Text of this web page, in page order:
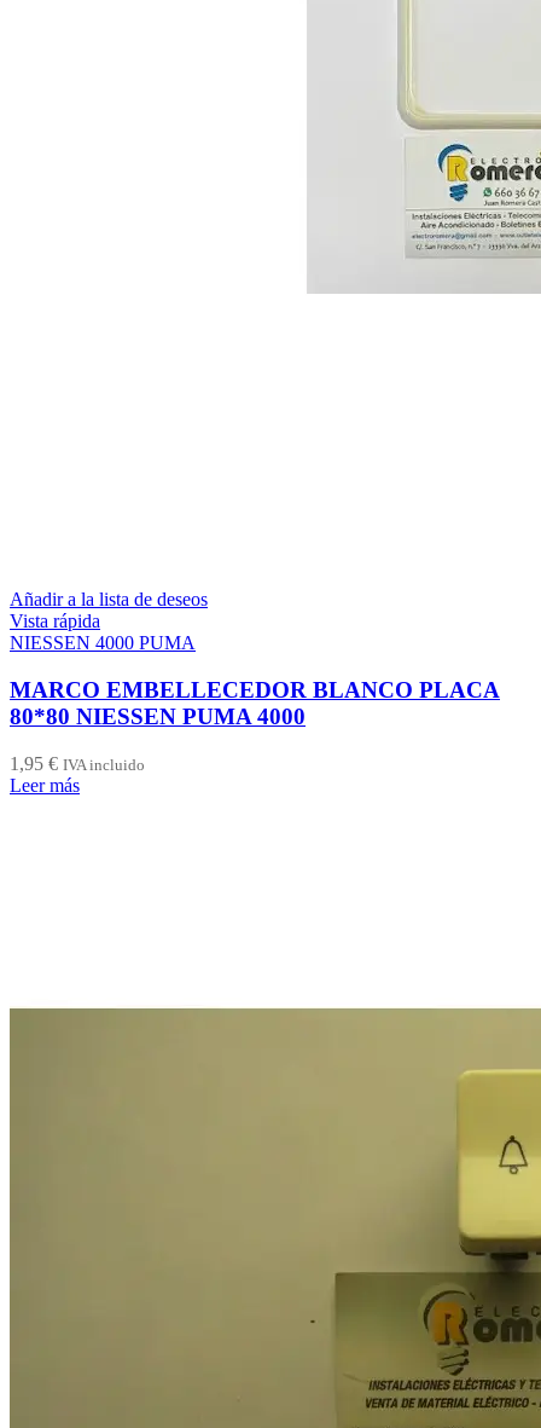
Añadir a la lista de deseos
Vista rápida
NIESSEN 4000 PUMA
MARCO EMBELLECEDOR BLANCO PLACA
80*80 NIESSEN PUMA 4000
1,95 € IVA incluido
Leer más